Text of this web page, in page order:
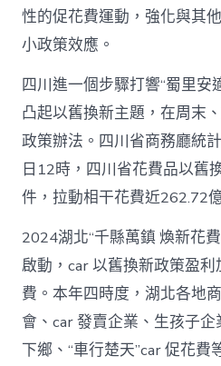
性的促花費運動，強化與其
小政策效應。
四川進一個步驟打響“蜀里安
凸起以舊換新主題，在周末
政策辦法。四川省商務廳統
日12時，四川省花費品以舊
件，拉動相干花費近262.72
2024湖北“千縣萬鎮 煥新花
啟動，car 以舊換新政策盈
費。本年四時度，湖北各地
會、car 發賣企業、生孩子
下鄉、“車行楚天”car 促花